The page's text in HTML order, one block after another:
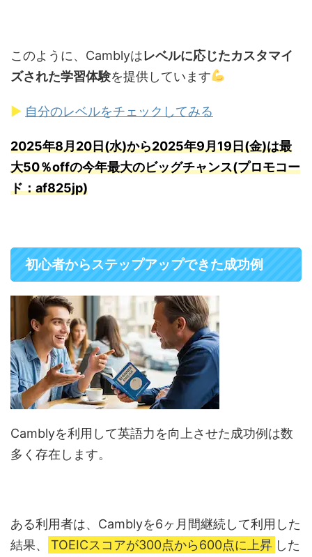
このように、Camblyはレベルに応じたカスタマイ
ズされた学習体験を提供しています
▶ 自分のレベルをチェックしてみる
2025年8月20日(水)から2025年9月19日(金)は最
大50％offの今年最大のビッグチャンス(プロモコー
ド：af825jp)
初心者からステップアップできた成功例
Camblyを利用して英語力を向上させた成功例は数
多く存在します。
ある利用者は、Camblyを6ヶ月間継続して利用した
結果、
TOEICスコアが300点から600点に上昇 した